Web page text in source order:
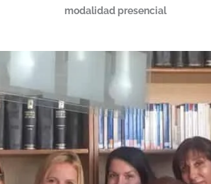
modalidad presencial